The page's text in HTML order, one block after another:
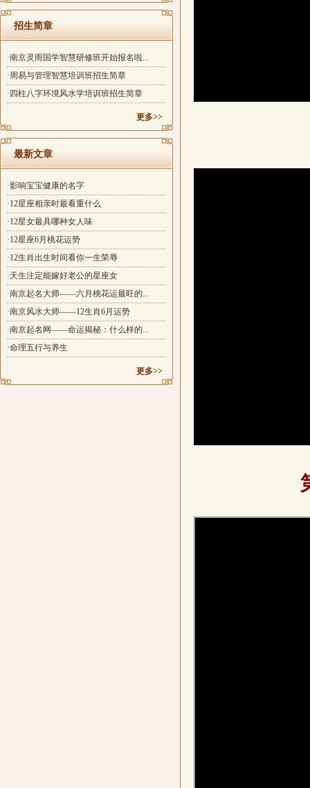
招生简章
·南京灵雨国学智慧研修班开始报名啦...
·周易与管理智慧培训班招生简章
·四柱八字环境风水学培训班招生简章
更多>>
最新文章
·影响宝宝健康的名字
·12星座相亲时最看重什么
·12星女最具哪种女人味
·12星座6月桃花运势
·12生肖出生时间看你一生荣辱
·天生注定能嫁好老公的星座女
·南京起名大师——六月桃花运最旺的...
·南京风水大师——12生肖6月运势
·南京起名网——命运揭秘：什么样的...
·命理五行与养生
更多>>